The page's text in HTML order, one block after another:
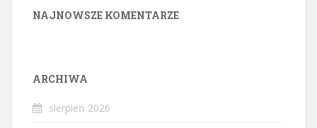
NAJNOWSZE KOMENTARZE
ARCHIWA
sierpień 2026